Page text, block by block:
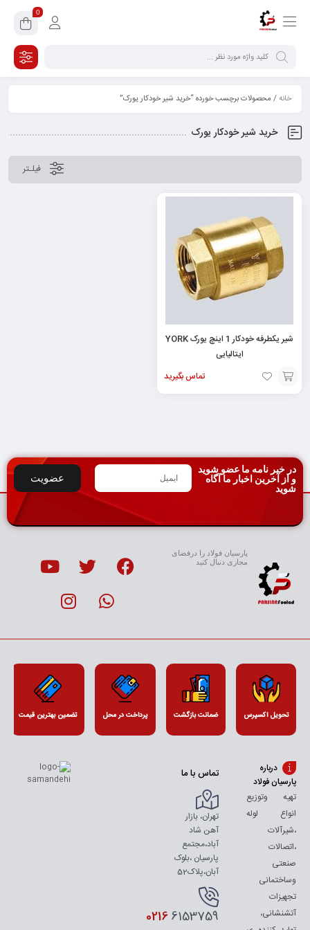
0
خانه/ محصولات برچسب خورده “خرید شیر خودکار یورک”
خرید شیر خودکار یورک
فیلـتر
شیر یکطرفه خودکار 1 اینچ یورک YORK
ایتالیایی
تماس بگیرید
تماس
عضویت
در خبر نامه ما عضو شوید
و از آخرین اخبار ما آگاه
شوید
پارسیان فولاد را درفضای
مجازی دنبال کنید
تحویل اکسپرس ضمانت بازگشت پرداخت در محل تضمین بهترین قیمت
درباره
پارسیان فولاد
تهیه وتوزیع
انواع لوله
،شیرآلات
،اتصالات
صنعتی
وساختمانی
تجهیزات
آتشنشانی،
تماس با ما
تهران، بازار
آهن شاد
آباد،مجتمع
پارسیان ،بلوک
آبان،پلاک52
02166153759